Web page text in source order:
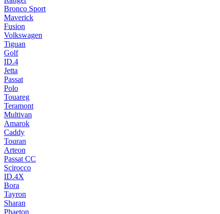
Bronco Sport
Maverick
Fusion
Volkswagen
Tiguan
Golf
ID.4
Jetta
Passat
Polo
Touareg
Teramont
Multivan
Amarok
Caddy
Touran
Arteon
Passat CC
Scirocco
ID.4X
Bora
Tayron
Sharan
Phaeton